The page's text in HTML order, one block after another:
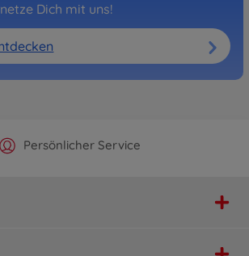
Dich mit uns!
Offizieller Hersteller Shop
Persönlicher Service
Versandkostenfrei ab 25€
Schnelle Lieferung